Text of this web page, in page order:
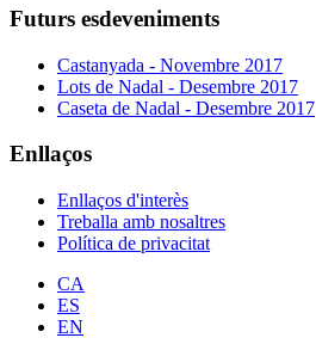
Futurs esdeveniments
Castanyada - Novembre 2017
Lots de Nadal - Desembre 2017
Caseta de Nadal - Desembre 2017
Enllaços
Enllaços d'interès
Treballa amb nosaltres
Política de privacitat
CA
ES
EN